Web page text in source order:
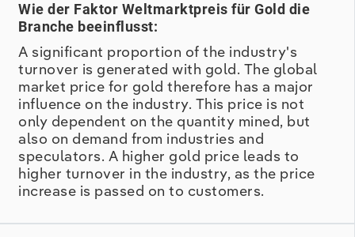
geopolitischem Druck und Sanktionsregimen
weitgehend immun sind. Die Goldreserven
Indiens überschritten im Oktober 2025
erstmals die Marke von 100 Milliarden US-
Dollar, getragen vor allem vom starken
Preisanstieg, obwohl die Reserve Bank of
India ihr Ankaufstempo gegenüber 2024
gedrosselt hat. Die Investmentnachfrage zog
2025 deutlich an, wobei der World Gold
Council zwischenzeitlich sogar von einem
Wie der Faktor Weltmarktpreis für Gold die
Branche beeinflusst:
A significant proportion of the industry's
turnover is generated with gold. The global
market price for gold therefore has a major
influence on the industry. This price is not
only dependent on the quantity mined, but
also on demand from industries and
speculators. A higher gold price leads to
higher turnover in the industry, as the price
increase is passed on to customers.